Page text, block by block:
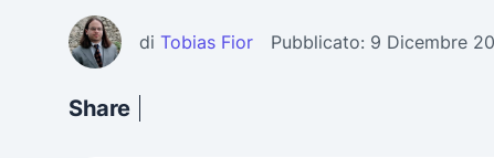
di Tobias Fior Pubblicato: 9 Dicembre
Share